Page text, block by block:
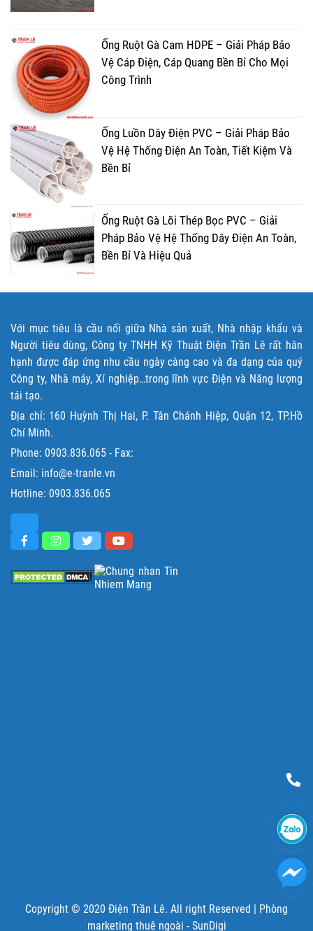
Ống Ruột Gà Cam HDPE – Giải Pháp Bảo
Vệ Cáp Điện, Cáp Quang Bền Bỉ Cho Mọi
Công Trình
Ống Luồn Dây Điện PVC – Giải Pháp Bảo
Vệ Hệ Thống Điện An Toàn, Tiết Kiệm Và
Bền Bỉ
Ống Ruột Gà Lõi Thép Bọc PVC – Giải
Pháp Bảo Vệ Hệ Thống Dây Điện An Toàn,
Bền Bỉ Và Hiệu Quả
Với mục tiêu là cầu nối giữa Nhà sản xuất, Nhà nhập khẩu và
Người tiêu dùng, Công ty TNHH Kỹ Thuật Điện Trần Lê rất hân
hạnh được đáp ứng nhu cầu ngày càng cao và đa dạng của quý
Công ty, Nhà máy, Xí nghiệp…trong lĩnh vực Điện và Năng lượng
tái tạo.
Địa chỉ: 160 Huỳnh Thị Hai, P. Tân Chánh Hiệp, Quận 12, TP.Hồ
Chí Minh.
Phone: 0903.836.065 - Fax:
Email: info@e-tranle.vn
Hotline: 0903.836.065
Copyright © 2020 Điện Trần Lê. All right Reserved | Phòng
marketing thuê ngoài - SunDigi